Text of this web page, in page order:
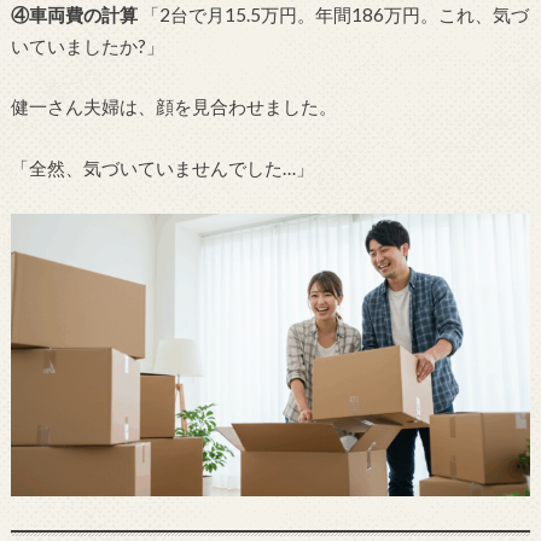
④車両費の計算「2台で月15.5万円。年間186万円。これ、気づ
いていましたか?」
健一さん夫婦は、顔を見合わせました。
「全然、気づいていませんでした…」